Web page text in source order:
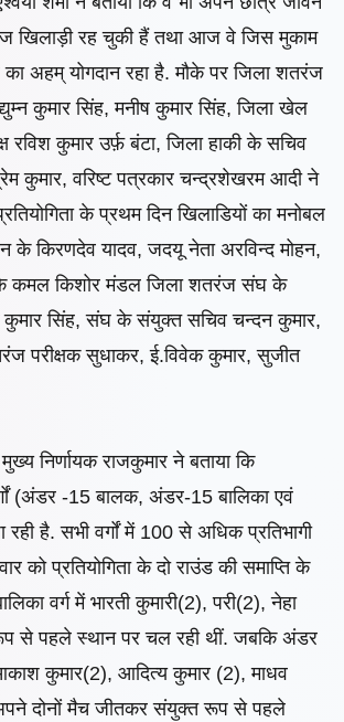
रह चुकी हैं तथा आज वे जिस मुकाम
अहम् योगदान रहा है. मौके पर जिला शतरंज
कुमार सिंह, मनीष कुमार सिंह, जिला खेल
रविश कुमार उर्फ़ बंटा, जिला हाकी के सचिव
कुमार, वरिष्ट पत्रकार चन्द्रशेखरम आदी ने
के प्रथम दिन खिलाडियों का मनोबल
के किरणदेव यादव, जदयू नेता अरविन्द मोहन,
के कमल किशोर मंडल जिला शतरंज संघ के
कुमार सिंह, संघ के संयुक्त सचिव चन्दन कुमार,
परीक्षक सुधाकर, ई.विवेक कुमार, सुजीत
मुख्य निर्णायक राजकुमार ने बताया कि
(अंडर -15 बालक, अंडर-15 बालिका एवं
है. सभी वर्गों में 100 से अधिक प्रतिभागी
को प्रतियोगिता के दो राउंड की समाप्ति के
वर्ग में भारती कुमारी(2), परी(2), नेहा
से पहले स्थान पर चल रही थीं. जबकि अंडर
कुमार(2), आदित्य कुमार (2), माधव
दोनों मैच जीतकर संयुक्त रूप से पहले